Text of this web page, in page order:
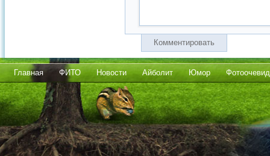
Комментировать
Главная ФИТО Новости Айболит Юмор